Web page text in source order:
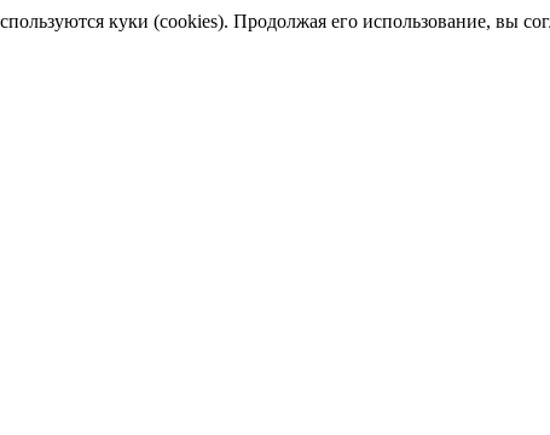
куки (cookies). Продолжая его использование, вы